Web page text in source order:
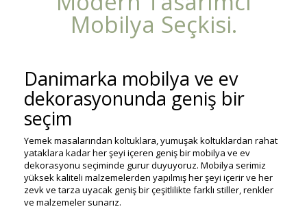
Mobilya Seçkisi.
Danimarka mobilya ve ev
dekorasyonunda geniş bir
seçim
Yemek masalarından koltuklara, yumuşak koltuklardan rahat
yataklara kadar her şeyi içeren geniş bir mobilya ve ev
dekorasyonu seçiminde gurur duyuyoruz. Mobilya serimiz
yüksek kaliteli malzemelerden yapılmış her şeyi içerir ve her
zevk ve tarza uyacak geniş bir çeşitlilikte farklı stiller, renkler
ve malzemeler sunarız.